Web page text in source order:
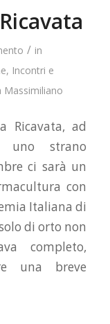
/ in
, Incontri e
Massimiliano
Ricavata, ad
uno strano
ci sarà un
con
Italiana di
di orto non
completo,
una breve